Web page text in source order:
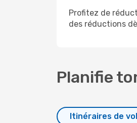
Profitez de
des réductions
Planifie
Itinéraires de